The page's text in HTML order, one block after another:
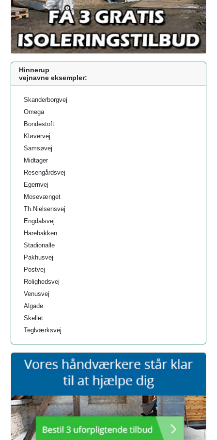
Hinnerup
vejnavne eksempler:
Skanderborgvej
Omega
Bondestoft
Kløvervej
Samsøvej
Midtager
Resengårdsvej
Egernvej
Mosevænget
Th.Nielsensvej
Engdalsvej
Harebakken
Stadionalle
Pakhusvej
Postvej
Rolighedsvej
Venusvej
Algade
Skellet
Teglværksvej